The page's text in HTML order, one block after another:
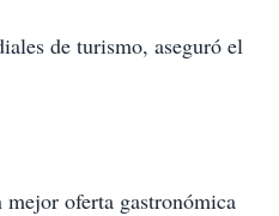
de turismo, aseguró el
oferta gastronómica